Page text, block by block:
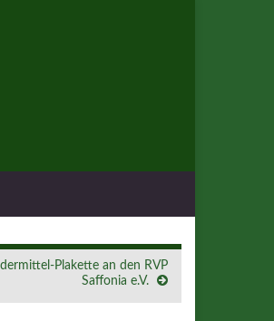
Plakette an den RVP
Saffonia e.V.